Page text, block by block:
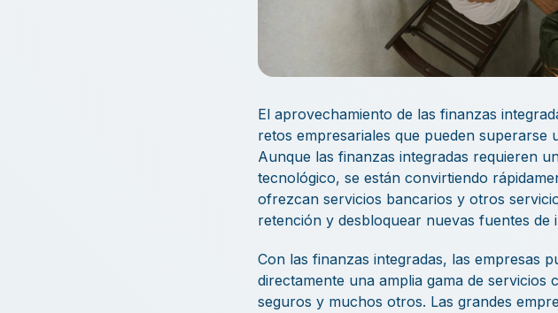
El aprovechamiento de las finanzas
retos empresariales que pueden superarse
Aunque las finanzas integradas requieren
tecnológico, se están convirtiendo
ofrezcan servicios bancarios y otros
retención y desbloquear nuevas fuentes de
Con las finanzas integradas, las empresas
directamente una amplia gama de
seguros y muchos otros. Las grandes